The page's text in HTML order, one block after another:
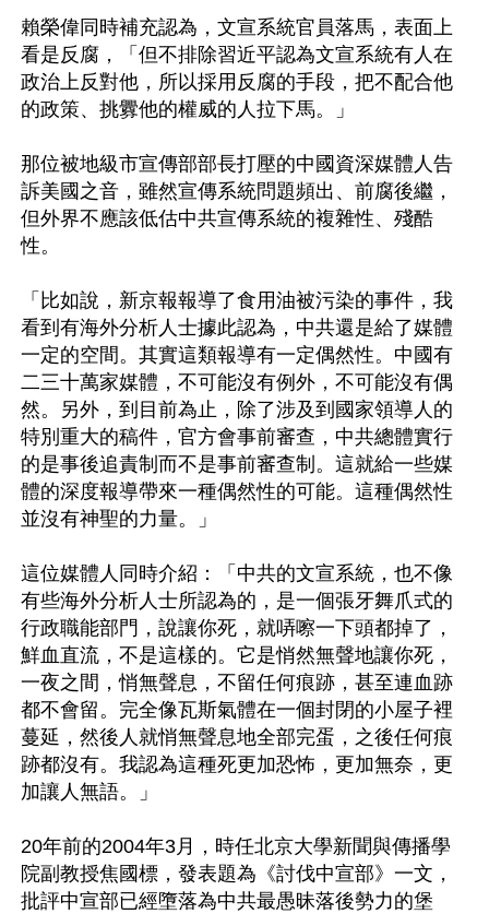
賴榮偉同時補充認為，文宣系統官員落馬，表面上
看是反腐，「但不排除習近平認為文宣系統有人在
政治上反對他，所以採用反腐的手段，把不配合他
的政策、挑釁他的權威的人拉下馬。」
那位被地級市宣傳部部長打壓的中國資深媒體人告
訴美國之音，雖然宣傳系統問題頻出、前腐後繼，
但外界不應該低估中共宣傳系統的複雜性、殘酷
性。
「比如說，新京報報導了食用油被污染的事件，我
看到有海外分析人士據此認為，中共還是給了媒體
一定的空間。其實這類報導有一定偶然性。中國有
二三十萬家媒體，不可能沒有例外，不可能沒有偶
然。另外，到目前為止，除了涉及到國家領導人的
特別重大的稿件，官方會事前審查，中共總體實行
的是事後追責制而不是事前審查制。這就給一些媒
體的深度報導帶來一種偶然性的可能。這種偶然性
並沒有神聖的力量。」
這位媒體人同時介紹：「中共的文宣系統，也不像
有些海外分析人士所認為的，是一個張牙舞爪式的
行政職能部門，說讓你死，就哢嚓一下頭都掉了，
鮮血直流，不是這樣的。它是悄然無聲地讓你死，
一夜之間，悄無聲息，不留任何痕跡，甚至連血跡
都不會留。完全像瓦斯氣體在一個封閉的小屋子裡
蔓延，然後人就悄無聲息地全部完蛋，之後任何痕
跡都沒有。我認為這種死更加恐怖，更加無奈，更
加讓人無語。」
20年前的2004年3月，時任北京大學新聞與傳播學
院副教授焦國標，發表題為《討伐中宣部》一文，
批評中宣部已經墮落為中共最愚昧落後勢力的堡